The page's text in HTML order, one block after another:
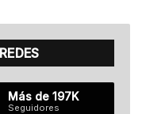
Más de 197K
Seguidores